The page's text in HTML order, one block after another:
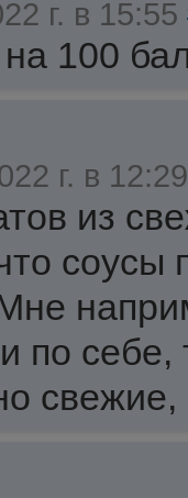
г. в 15:55
100
г. в
из
соусы
по себе,
свежие,